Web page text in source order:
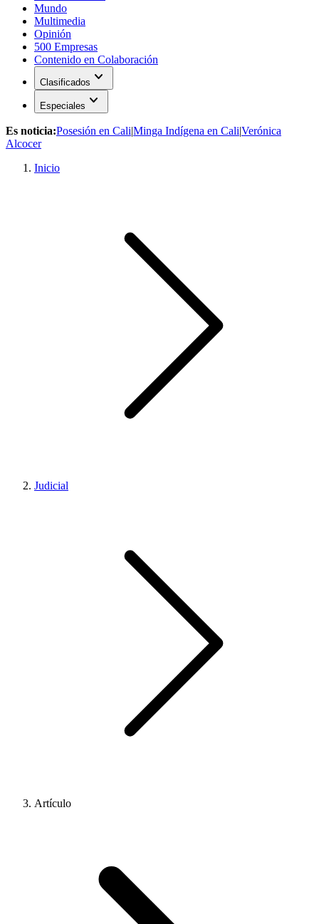
Mundo
Multimedia
Opinión
500 Empresas
Contenido en Colaboración
Clasificados expand_more
Especiales expand_more
Es noticia:Posesión en Cali|Minga Indígena en Cali|Verónica
Alcocer
Inicio
Judicial
Artículo